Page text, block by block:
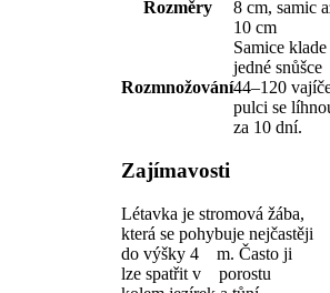
Rozměry
8 cm, samic
10 cm
Rozmnožování
Samice
jedné snůšce
44–120
pulci se
za 10 dní.
Zajímavosti
Létavka je stromová žába,
která se pohybuje nejčastěji
do výšky 4 m. Často ji
lze spatřit v porostu